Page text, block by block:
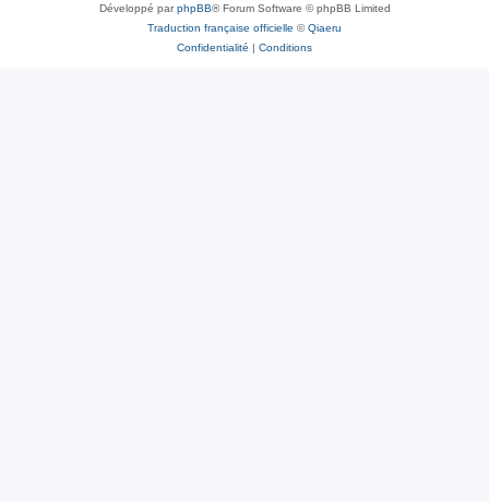
Développé parphpBB® Forum Software © phpBB Limited
Traduction française officielle ©Qiaeru
Confidentialité | Conditions